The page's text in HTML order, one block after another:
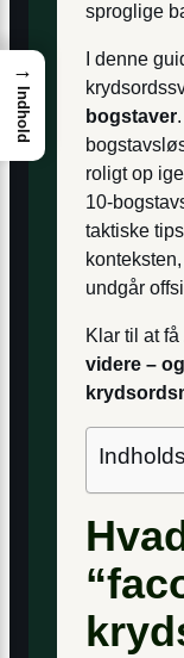
sproglige
I denne
bogstaver
roligt op
10-
taktiske
undgår
Klar til at få
videre –
→
Indhold